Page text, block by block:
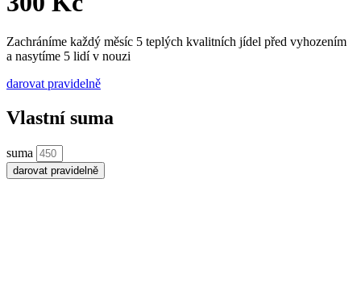
Zachráníme každý měsíc 5 teplých kvalitních jídel před vyhozením
a nasytíme 5 lidí v nouzi
darovat pravidelně
Vlastní suma
suma
darovat pravidelně